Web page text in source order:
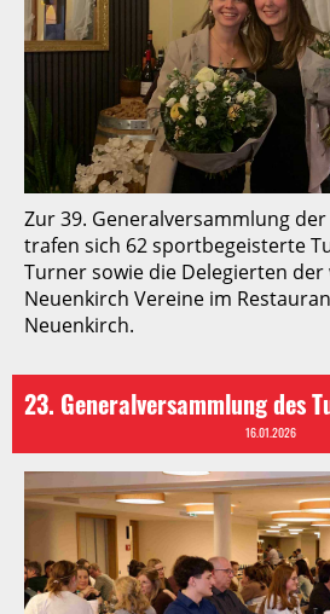
Zur 39. Generalversammlung
trafen sich 62 sportbegeisterte
Turner sowie die Delegierten der
Neuenkirch Vereine im
Neuenkirch.
16.01.2026